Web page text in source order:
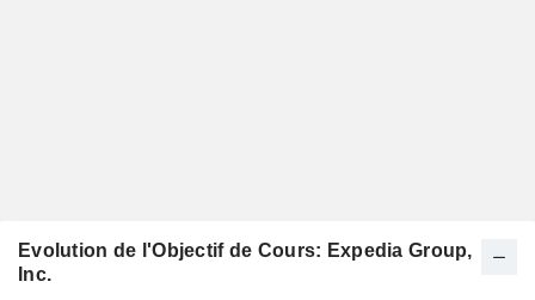
Evolution de l'Objectif de Cours: Expedia Group,
Inc.